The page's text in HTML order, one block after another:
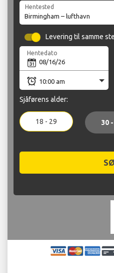
Hentested
Levering til samme
Hentedato
Sjåførens alder:
18 - 29 30